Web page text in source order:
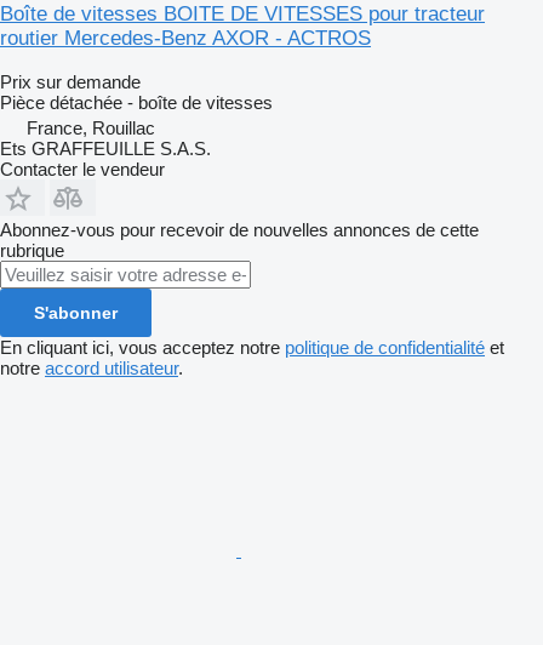
Boîte de vitesses BOITE DE VITESSES pour tracteur
routier Mercedes-Benz AXOR - ACTROS
Prix sur demande
Pièce détachée - boîte de vitesses
France, Rouillac
Ets GRAFFEUILLE S.A.S.
Contacter le vendeur
Abonnez-vous pour recevoir de nouvelles annonces de cette
rubrique
S'abonner
En cliquant ici, vous acceptez notre politique de confidentialité et
notre accord utilisateur.